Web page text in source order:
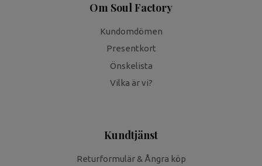
Om Soul Factory
Kundomdömen
Presentkort
Önskelista
Vilka är vi?
Kundtjänst
Returformulär & Ångra köp